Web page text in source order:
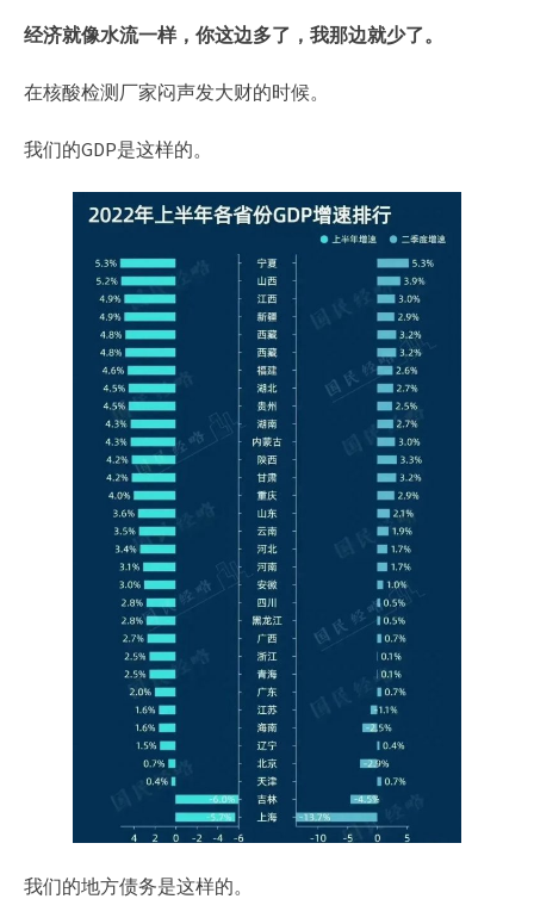
经济就像水流一样，你这边多了，我那边就少了。
在核酸检测厂家闷声发大财的时候。
我们的GDP是这样的。
我们的地方债务是这样的。